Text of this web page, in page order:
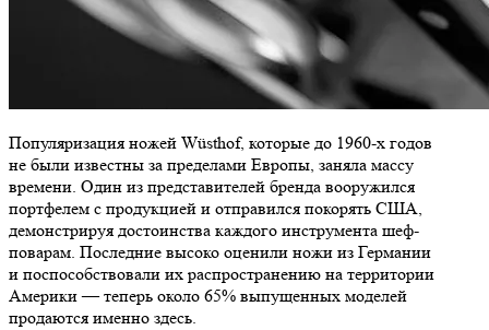
Популяризация ножей Wüsthof, которые до 1960-х годов
не были известны за пределами Европы, заняла массу
времени. Один из представителей бренда вооружился
портфелем с продукцией и отправился покорять США,
демонстрируя достоинства каждого инструмента шеф-
поварам. Последние высоко оценили ножи из Германии
и поспособствовали их распространению на территории
Америки — теперь около 65% выпущенных моделей
продаются именно здесь.